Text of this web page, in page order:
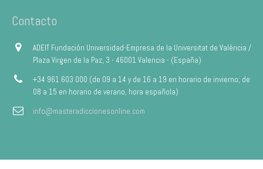
Contacto
ADEIT Fundación Universidad-Empresa de la Universitat de València /
Plaza Virgen de la Paz, 3 - 46001 Valencia - (España)
+34 961 603 000 (de 09 a 14 y de 16 a 19 en horario de invierno; de
08 a 15 en horario de verano, hora española)
info@masteradiccionesonline.com